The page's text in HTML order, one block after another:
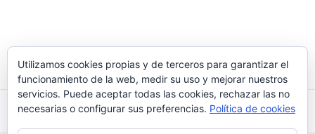
Utilizamos cookies propias y de terceros para garantizar el
funcionamiento de la web, medir su uso y mejorar nuestros
servicios. Puede aceptar todas las cookies, rechazar las no
necesarias o configurar sus preferencias. Política de cookies